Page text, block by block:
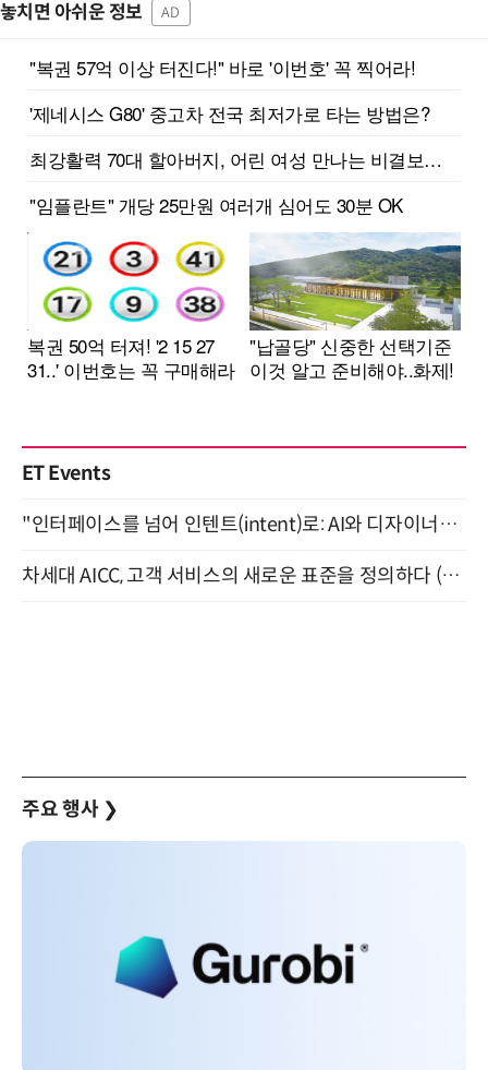
놓치면 아쉬운 정보 AD
ET Events
"인터페이스를 넘어 인텐트(intent)로: AI와 디자이너가 함께 만드는 공존의 UX" 강남역 (9/2)
차세대 AICC, 고객 서비스의 새로운 표준을 정의하다 (9/9)
주요 행사 ❯